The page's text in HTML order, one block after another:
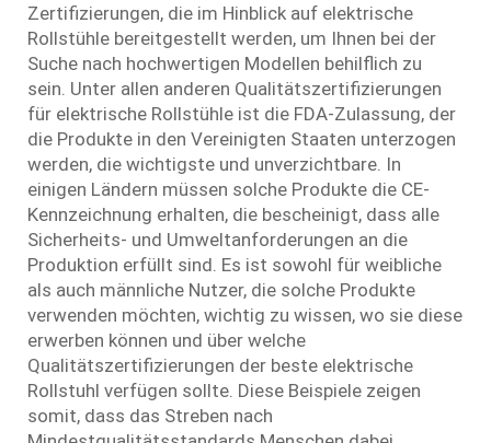
Zertifizierungen, die im Hinblick auf elektrische
Rollstühle bereitgestellt werden, um Ihnen bei der
Suche nach hochwertigen Modellen behilflich zu
sein. Unter allen anderen Qualitätszertifizierungen
für elektrische Rollstühle ist die FDA-Zulassung, der
die Produkte in den Vereinigten Staaten unterzogen
werden, die wichtigste und unverzichtbare. In
einigen Ländern müssen solche Produkte die CE-
Kennzeichnung erhalten, die bescheinigt, dass alle
Sicherheits- und Umweltanforderungen an die
Produktion erfüllt sind. Es ist sowohl für weibliche
als auch männliche Nutzer, die solche Produkte
verwenden möchten, wichtig zu wissen, wo sie diese
erwerben können und über welche
Qualitätszertifizierungen der beste elektrische
Rollstuhl verfügen sollte. Diese Beispiele zeigen
somit, dass das Streben nach